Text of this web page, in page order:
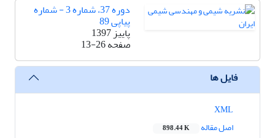
دوره 37، شماره 3 - شماره
پیاپی 89
پاییز 1397
صفحه13-26
فایل ها
اصل مقاله
898.44 K